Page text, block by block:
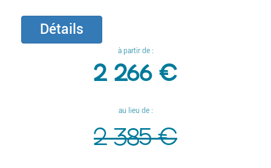
Détails
à partir de :
2 266 €
au lieu de :
2 385 €